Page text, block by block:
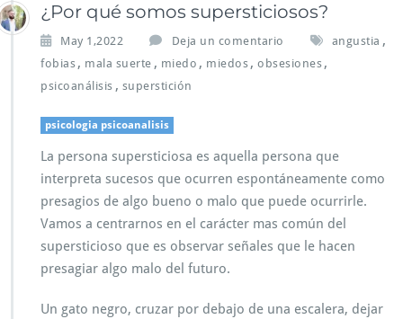
¿Por qué somos supersticiosos?
May 1,2022 Deja un comentario angustia ,
fobias , mala suerte , miedo , miedos , obsesiones ,
psicoanálisis , superstición
psicologia psicoanalisis
La persona supersticiosa es aquella persona que
interpreta sucesos que ocurren espontáneamente como
presagios de algo bueno o malo que puede ocurrirle.
Vamos a centrarnos en el carácter mas común del
supersticioso que es observar señales que le hacen
presagiar algo malo del futuro.
Un gato negro, cruzar por debajo de una escalera, dejar